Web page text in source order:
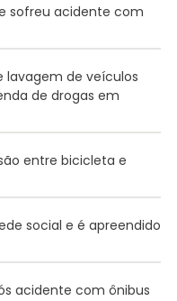
sofreu acidente com
lavagem de veículos
de drogas em
entre bicicleta e
social e é apreendido
acidente com ônibus